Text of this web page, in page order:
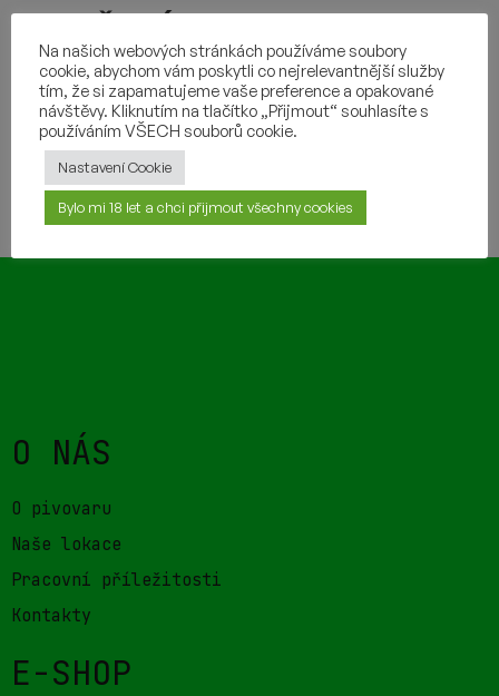
DALŠÍ INFORMACE
TAKÉ BY VÁM MOHLO CHUTNAT
O NÁS
O pivovaru
Naše lokace
Pracovní příležitosti
Kontakty
E-SHOP
Na našich webových stránkách používáme soubory
cookie, abychom vám poskytli co nejrelevantnější služby
tím, že si zapamatujeme vaše preference a opakované
návštěvy. Kliknutím na tlačítko „Přijmout“ souhlasíte s
používáním VŠECH souborů cookie.
Nastavení Cookie
Bylo mi 18 let a chci přijmout všechny cookies